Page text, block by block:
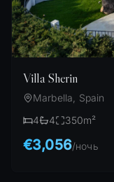
Villa Sherin
Marbella, Spain
4
4 350m²
€3,056/ночь